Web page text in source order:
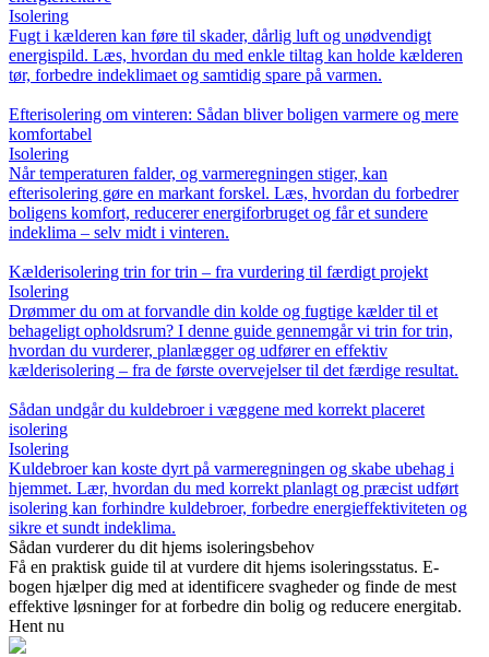
Isolering
Fugt i kælderen kan føre til skader, dårlig luft og unødvendigt
energispild. Læs, hvordan du med enkle tiltag kan holde kælderen
tør, forbedre indeklimaet og samtidig spare på varmen.
Efterisolering om vinteren: Sådan bliver boligen varmere og mere
komfortabel
Isolering
Når temperaturen falder, og varmeregningen stiger, kan
efterisolering gøre en markant forskel. Læs, hvordan du forbedrer
boligens komfort, reducerer energiforbruget og får et sundere
indeklima – selv midt i vinteren.
Kælderisolering trin for trin – fra vurdering til færdigt projekt
Isolering
Drømmer du om at forvandle din kolde og fugtige kælder til et
behageligt opholdsrum? I denne guide gennemgår vi trin for trin,
hvordan du vurderer, planlægger og udfører en effektiv
kælderisolering – fra de første overvejelser til det færdige resultat.
Sådan undgår du kuldebroer i væggene med korrekt placeret
isolering
Isolering
Kuldebroer kan koste dyrt på varmeregningen og skabe ubehag i
hjemmet. Lær, hvordan du med korrekt planlagt og præcist udført
isolering kan forhindre kuldebroer, forbedre energieffektiviteten og
sikre et sundt indeklima.
Sådan vurderer du dit hjems isoleringsbehov
Få en praktisk guide til at vurdere dit hjems isoleringsstatus. E-
bogen hjælper dig med at identificere svagheder og finde de mest
effektive løsninger for at forbedre din bolig og reducere energitab.
Hent nu